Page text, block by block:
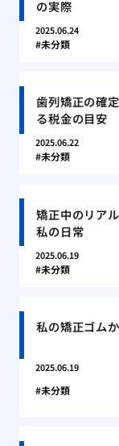
の実際
2025.06.24
未分類
歯列矯正の確
る税金の目安
2025.06.22
未分類
矯正中のリア
私の日常
2025.06.19
未分類
私の矯正ゴム
2025.06.19
未分類